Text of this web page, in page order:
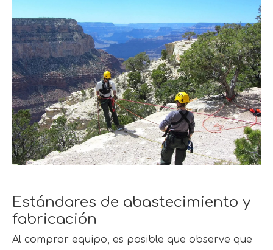
Estándares de abastecimiento y
fabricación
Al comprar equipo, es posible que observe que